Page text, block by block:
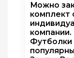
Можно
комплект
компании.
Футболки